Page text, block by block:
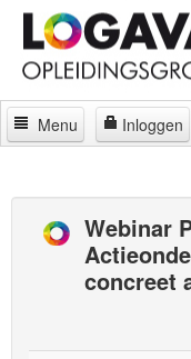
Menu Inloggen
Curatorium
Regelingen
Webinar
concreet